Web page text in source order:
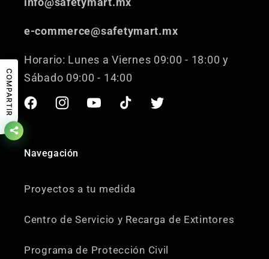
e-commerce@safetymart.mx
Horario: Lunes a Viernes 09:00 - 18:00 y
Sábado 09:00 - 14:00
FacebookInstagramYouTubeTikTok Twitter
Navegación
Proyectos a tu medida
Centro de Servicio y Recarga de Extintores
Programa de Protección Civil
COMPARTIR